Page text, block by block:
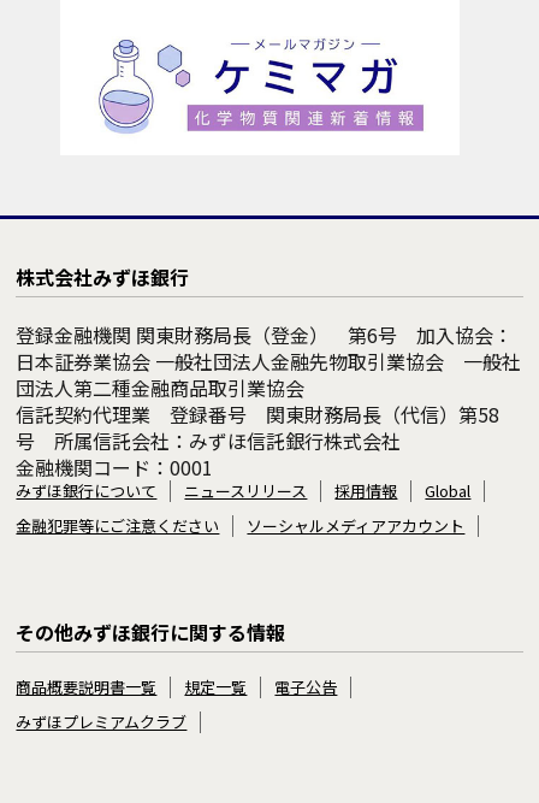
株式会社みずほ銀行
登録金融機関 関東財務局長（登金） 第6号 加入協会：
日本証券業協会 一般社団法人金融先物取引業協会 一般社
団法人第二種金融商品取引業協会
信託契約代理業 登録番号 関東財務局長（代信）第58
号 所属信託会社：みずほ信託銀行株式会社
金融機関コード：0001
みずほ銀行について ニュースリリース 採用情報
Global
金融犯罪等にご注意ください
ソーシャルメディアアカウント
その他みずほ銀行に関する情報
商品概要説明書一覧 規定一覧
電子公告
みずほプレミアムクラブ